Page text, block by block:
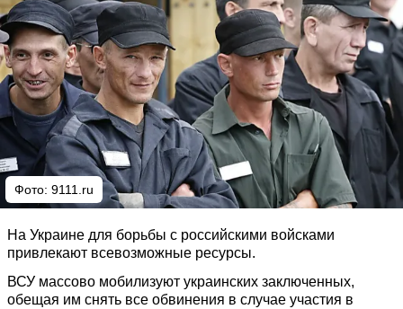
Фото: 9111.ru
На Украине для борьбы с российскими войсками
привлекают всевозможные ресурсы.
ВСУ массово мобилизуют украинских заключенных,
обещая им снять все обвинения в случае участия в